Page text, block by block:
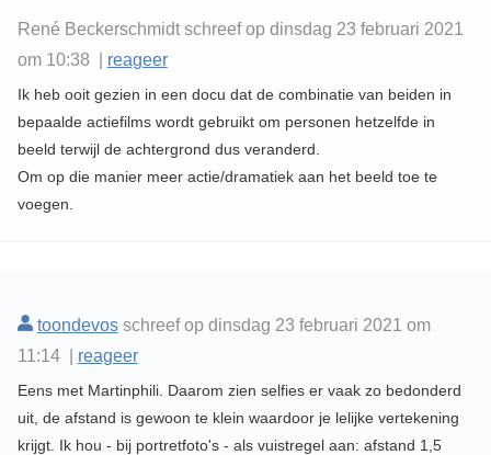
René Beckerschmidt schreef op dinsdag 23 februari 2021
om 10:38 | reageer
Ik heb ooit gezien in een docu dat de combinatie van beiden in
bepaalde actiefilms wordt gebruikt om personen hetzelfde in
beeld terwijl de achtergrond dus veranderd.
Om op die manier meer actie/dramatiek aan het beeld toe te
voegen.
toondevosschreef op dinsdag 23 februari 2021 om
11:14 | reageer
Eens met Martinphili. Daarom zien selfies er vaak zo bedonderd
uit, de afstand is gewoon te klein waardoor je lelijke vertekening
krijgt. Ik hou - bij portretfoto's - als vuistregel aan: afstand 1,5